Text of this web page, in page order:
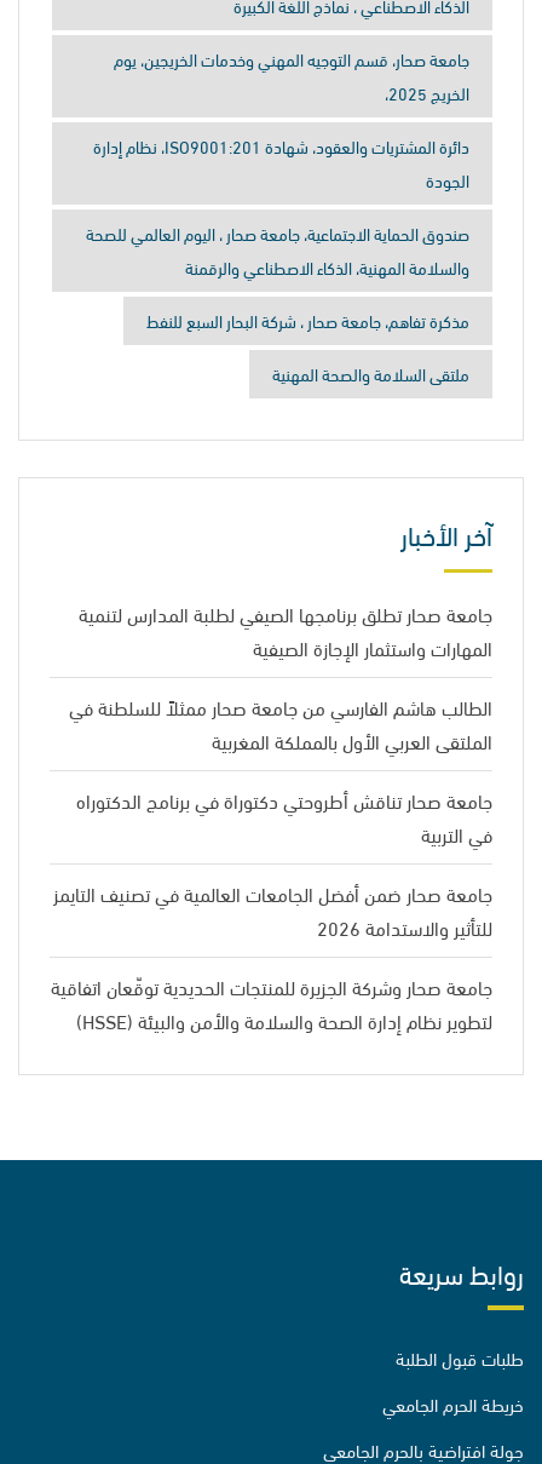
الذكاء الاصطناعي ، نماذج اللغة الكبيرة
جامعة صحار، قسم التوجيه المهني وخدمات الخريجين، يوم
الخريج 2025،
دائرة المشتريات والعقود، شهادة ISO9001:201، نظام إدارة
الجودة
صندوق الحماية الاجتماعية، جامعة صحار ، اليوم العالمي للصحة
والسلامة المهنية، الذكاء الاصطناعي والرقمنة
مذكرة تفاهم، جامعة صحار ، شركة البحار السبع للنفط
ملتقى السلامة والصحة المهنية
آخر الأخبار
جامعة صحار تطلق برنامجها الصيفي لطلبة المدارس لتنمية
المهارات واستثمار الإجازة الصيفية
الطالب هاشم الفارسي من جامعة صحار ممثلاً للسلطنة في
الملتقى العربي الأول بالمملكة المغربية
جامعة صحار تناقش أطروحتي دكتوراة في برنامج الدكتوراه
في التربية
جامعة صحار ضمن أفضل الجامعات العالمية في تصنيف التايمز
للتأثير والاستدامة 2026
جامعة صحار وشركة الجزيرة للمنتجات الحديدية توقّعان اتفاقية
لتطوير نظام إدارة الصحة والسلامة والأمن والبيئة (HSSE)
روابط سريعة
طلبات قبول الطلبة
خريطة الحرم الجامعي
جولة افتراضية بالحرم الجامعي